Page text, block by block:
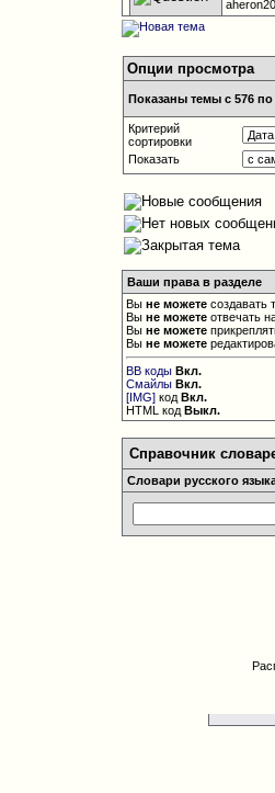
Опции просмотра
Показаны темы с 576 по
Критерий
сортировки
Показать
Ваши права в разделе
Выне можете создавать
Выне можете отвечать
Выне можете
Выне можете
BB коды Вкл.
Смайлы Вкл.
[IMG] кодВкл.
HTML кодВыкл.
Справочник
Словари русского